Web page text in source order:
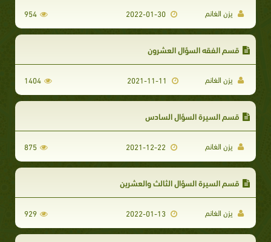
يزن الغانم 2022-01-30
954
قسم الفقه السؤال العشرون
يزن الغانم 1404
قسم السيرة السؤال السادس
يزن الغانم 875
قسم السيرة السؤال الثالث والعشرين
يزن الغانم 2022-01-13
929